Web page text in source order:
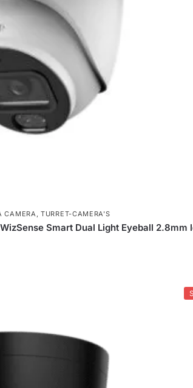
CAMERA ,TURRET-CAMERA'S
Smart Dual Light Eyeball 2.8mm